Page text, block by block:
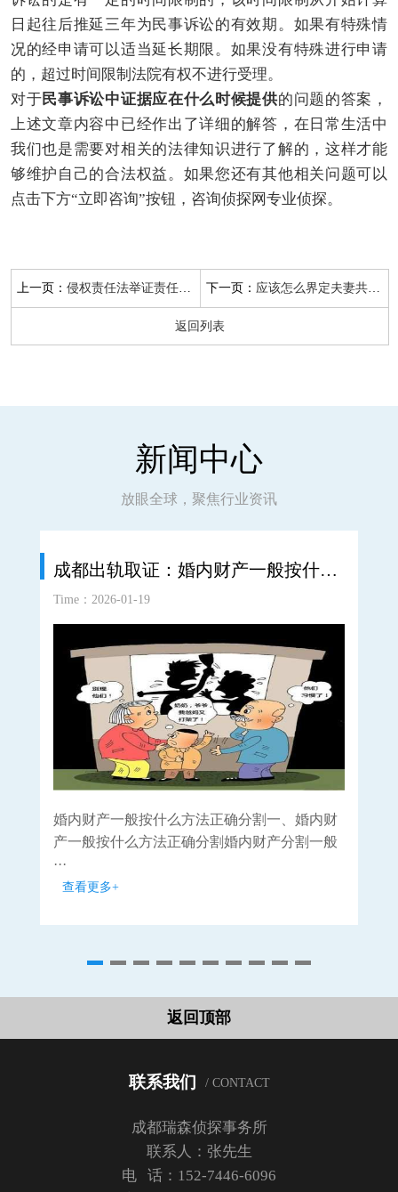
日起往后推延三年为民事诉讼的有效期。如果有特殊情
况的经申请可以适当延长期限。如果没有特殊进行申请
的，超过时间限制法院有权不进行受理。
对于民事诉讼中证据应在什么时候提供的问题的答案，
上述文章内容中已经作出了详细的解答，在日常生活中
我们也是需要对相关的法律知识进行了解的，这样才能
够维护自己的合法权益。如果您还有其他相关问题可以
点击下方“立即咨询”按钮，咨询侦探网专业侦探。
上一页：侵权责任法举证责任分配倒置的情形有哪些？ 下一页： 应该怎么界定夫妻共同财产
返回列表
新闻中心
放眼全球，聚焦行业资讯
成都出轨取证：婚内财产一般按什么方法正确分割
Time：2026-01-19
婚内财产一般按什么方法正确分割一、婚内财
产一般按什么方法正确分割婚内财产分割一般
···
查看更多+
返回顶部
联系我们 / CONTACT
成都瑞森侦探事务所
联系人：张先生
电 话：152-7446-6096